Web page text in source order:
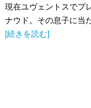
現在ユヴェントスでプ
ナウド。その息子に当
[続きを読む]